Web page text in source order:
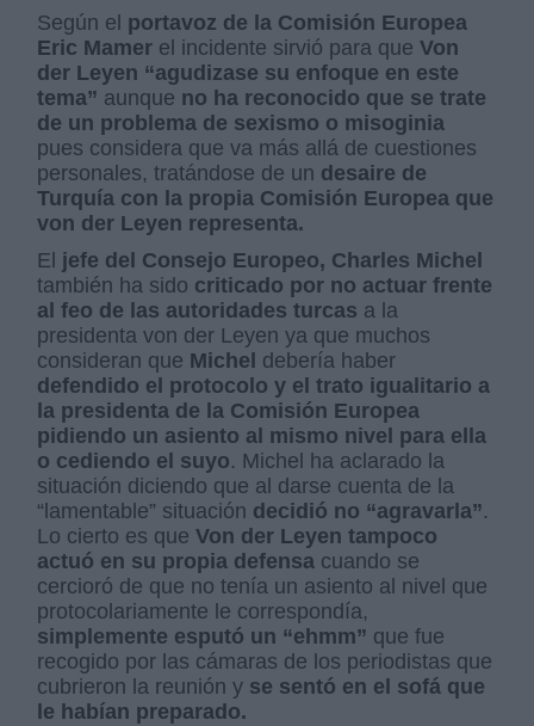
Según el portavoz de la Comisión Europea
Eric Mamer el incidente sirvió para queVon
der Leyen “agudizase su enfoque en este
tema” aunque no ha reconocido que se trate
de un problema de sexismo o misoginia
pues considera que va más allá de cuestiones
personales, tratándose de un desaire de
Turquía con la propia Comisión Europea que
von der Leyen representa.
El jefe del Consejo Europeo, Charles Michel
también ha sido criticado por no actuar frente
al feo de las autoridades turcas a la
presidenta von der Leyen ya que muchos
consideran que Michel debería haber
defendido el protocolo y el trato igualitario a
la presidenta de la Comisión Europea
pidiendo un asiento al mismo nivel para ella
o cediendo el suyo. Michel ha aclarado la
situación diciendo que al darse cuenta de la
“lamentable” situación decidió no “agravarla”.
Lo cierto es queVon der Leyen tampoco
actuó en su propia defensa cuando se
cercioró de que no tenía un asiento al nivel que
protocolariamente le correspondía,
simplemente esputó un “ehmm” que fue
recogido por las cámaras de los periodistas que
cubrieron la reunión y se sentó en el sofá que
le habían preparado.